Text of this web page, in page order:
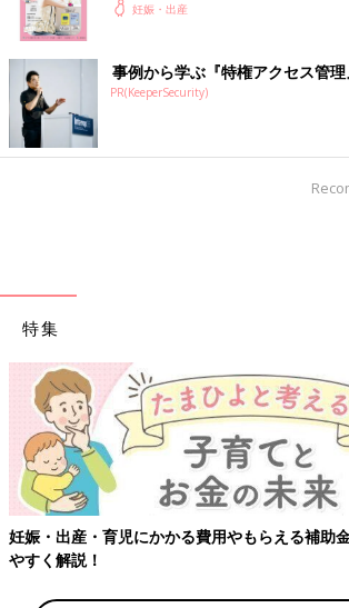
妊娠・出産
事例から学ぶ『特権アクセス管理
PR(KeeperSecurity)
特集
妊娠・出産・育児にかかる費用やもらえる補助
やすく解説！